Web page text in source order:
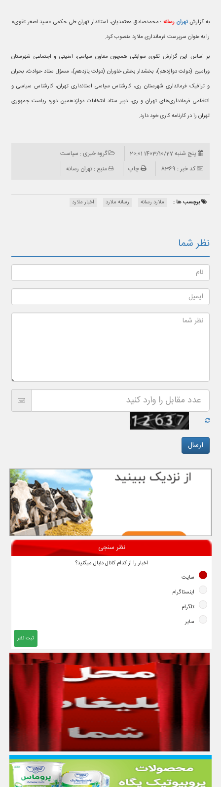
به گزارش تهرانرسانه ؛ محمدصادق معتمدیان، استاندار تهران طی حکمی «سید اصغر تقوی»
را به عنوان سرپرست فرمانداری ملارد منصوب کرد.
بر اساس این گزارش تقوی سوابقی همچون معاون سیاسی، امنیتی و اجتماعی شهرستان
ورامین (دولت دوازدهم)، بخشدار بخش خاوران (دولت یازدهم)، مسؤل ستاد حوادث، بحران
و ترافیک فرمانداری شهرستان ری، کارشناس سیاسی استانداری تهران، کارشناس سیاسی و
انتظامی فرمانداری‌های تهران و ری، دبیر ستاد انتخابات دوازدهمین دوره ریاست جمهوری
تهران را در کارنامه کاری خود دارد.
پنج شنبه 1403/10/27 20:01
گروه خبری : سیاست
کد خبر : 8369
چاپ منبع : تهران رسانه
برچسب ها : ملارد رسانه رسانه ملارد اخبار ملارد
نظر شما
نظر سنجی
اخبار را از کدام کانال دنبال میکنید؟
سایت
اینستاگرام
تلگرام
سایر
ثبت نظر